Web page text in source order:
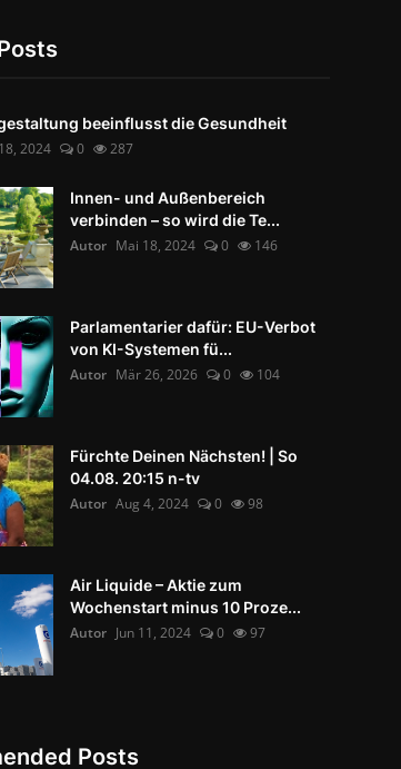
beeinflusst die Gesundheit
2024 0 287
Innen- und Außenbereich
verbinden – so wird die Te...
Autor Mai 18, 2024 0 146
Parlamentarier dafür: EU-Verbot
von KI-Systemen fü...
Autor Mär 26, 2026 0 104
Fürchte Deinen Nächsten! | So
04.08. 20:15 n-tv
Autor Aug 4, 2024 0 98
Air Liquide – Aktie zum
Wochenstart minus 10 Proze...
Autor Jun 11, 2024 0 97
Posts